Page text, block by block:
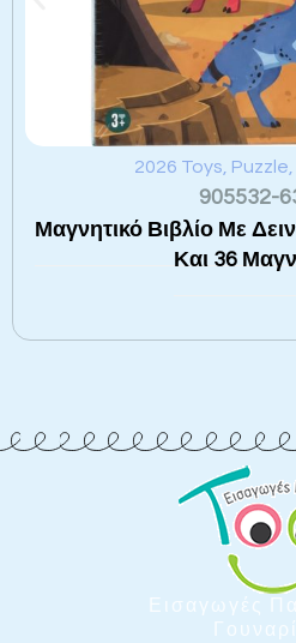
2026 Toys Puzzle
905532-
Μαγνητικό Βιβλίο Με
Και 36
Εισαγωγές